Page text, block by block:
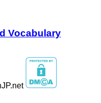
Vocabulary